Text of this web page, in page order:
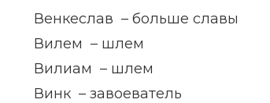
Венкеслав – больше славы
Вилем – шлем
Вилиам – шлем
Винк – завоеватель